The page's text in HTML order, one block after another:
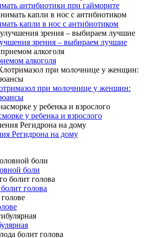
антибиотики при гайморите
капли в нос с антибиотиком
зрения – выбираем лучшие
алкоголя
при молочнице у женщин:
у ребенка и взрослого
Регидрона на дому
боли
голова